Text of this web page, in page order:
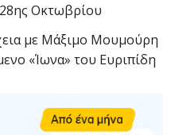
Οκτωβρίου
με Μάξιμο Μουμούρη
«Ίωνα» του Ευριπίδη